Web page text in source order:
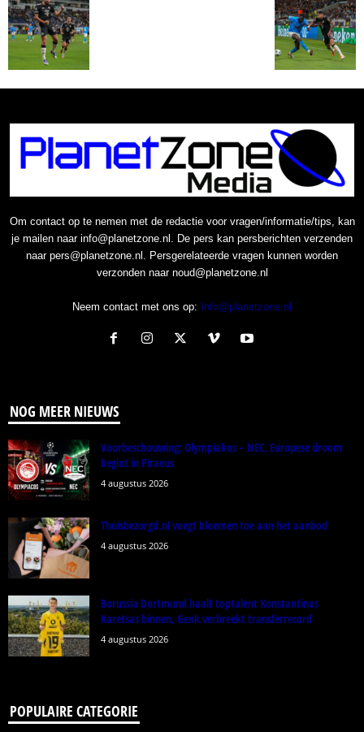
Om contact op te nemen met de redactie voor vragen/informatie/tips, kan
je mailen naar info@planetzone.nl. De pers kan persberichten verzenden
naar pers@planetzone.nl. Persgerelateerde vragen kunnen worden
verzonden naar noud@planetzone.nl
Neem contact met ons op: Info@planetzone.nl
NOG MEER NIEUWS
Voorbeschouwing: Olympiakos – NEC, Europese droom
begint in Piraeus
4 augustus 2026
Thuisbezorgd.nl voegt bloemen toe aan het aanbod
4 augustus 2026
Borussia Dortmund haalt toptalent Konstantinos
Karetsas binnen, Genk verbreekt transferrecord
4 augustus 2026
POPULAIRE CATEGORIE